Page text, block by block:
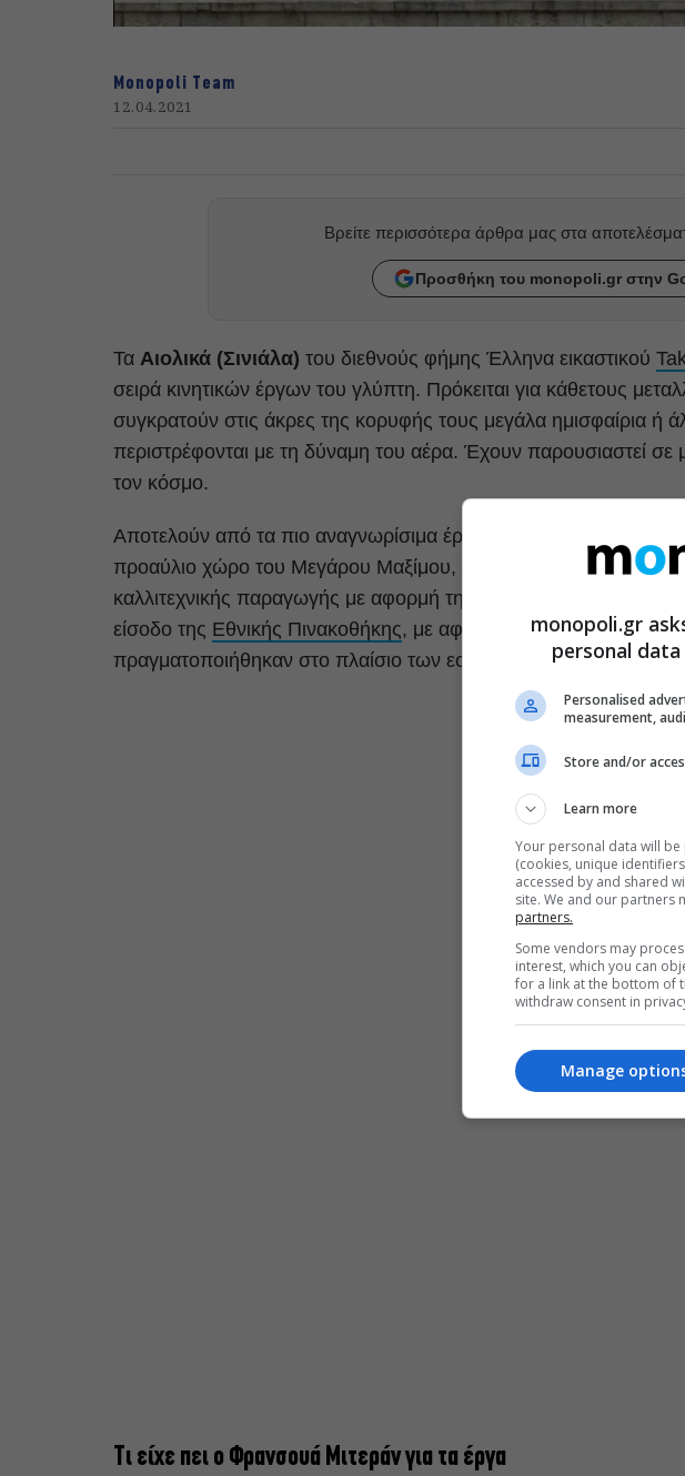
Monopoli Team
12.04.2021
Βρείτε περισσότερα άρθρα μας στα
Προσθήκη του monopoli.gr στην
Τα Αιολικά (Σινιάλα) του διεθνούς φήμης Έλληνα εικαστικού
σειρά κινητικών έργων του γλύπτη. Πρόκειται για κάθετους
συγκρατούν στις άκρες της κορυφής τους μεγάλα ημισφαίρια ή
περιστρέφονται με τη δύναμη του αέρα. Έχουν παρουσιαστεί σε
τον κόσμο.
Αποτελούν από τα πιο αναγνωρίσιμα έργα του καλλιτέχνη. Αυτή
προαύλιο χώρο του Μεγάρου Μαξίμου, στο πλαίσιο της
καλλιτεχνικής παραγωγής με αφορμή τη 200η επέτειο της
είσοδο της Εθνικής Πινακοθήκης, με αφορμή τα εγκαίνια του
πραγματοποιήθηκαν στο πλαίσιο των εορτασμών της 25ης
Τι είχε πει ο Φρανσουά Μιτεράν για τα έργα
monopoli.gr
personal
Personalised
measurement,
Store and/or
Learn more
Your personal data will
(cookies, unique
accessed by and shared
site. We and our partners
partners.
Some vendors may
interest, which you can
for a link at the bottom of
withdraw consent in
Manage